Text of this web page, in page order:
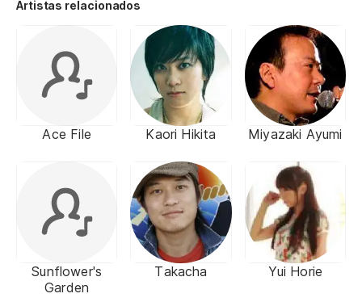
Artistas relacionados
Ace File Kaori Hikita Miyazaki Ayumi
Sunflower's
Garden
Takacha Yui Horie